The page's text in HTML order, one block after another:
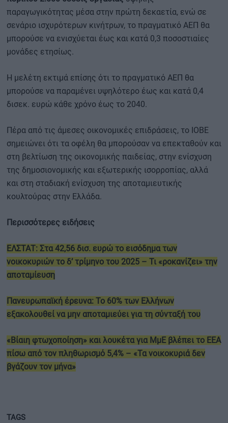
παραγωγικότητας μέσα στην πρώτη δεκαετία, ενώ σε
σενάριο ισχυρότερων κινήτρων, το πραγματικό ΑΕΠ θα
μπορούσε να ενισχύεται έως και κατά 0,3 ποσοστιαίες
μονάδες ετησίως.
Η μελέτη εκτιμά επίσης ότι το πραγματικό ΑΕΠ θα
μπορούσε να παραμένει υψηλότερο έως και κατά 0,4
δισεκ. ευρώ κάθε χρόνο έως το 2040.
Πέρα από τις άμεσες οικονομικές επιδράσεις, το ΙΟΒΕ
σημειώνει ότι τα οφέλη θα μπορούσαν να επεκταθούν και
στη βελτίωση της οικονομικής παιδείας, στην ενίσχυση
της δημοσιονομικής και εξωτερικής ισορροπίας, αλλά
και στη σταδιακή ενίσχυση της αποταμιευτικής
κουλτούρας στην Ελλάδα.
Περισσότερες ειδήσεις
ΕΛΣΤΑΤ: Στα 42,56 δισ. ευρώ το εισόδημα των
νοικοκυριών το δ’ τρίμηνο του 2025 – Τι «ροκανίζει» την
αποταμίευση
Πανευρωπαϊκή έρευνα: Το 60% των Ελλήνων
εξακολουθεί να μην αποταμιεύει για τη σύνταξή του
«Βίαιη φτωχοποίηση» και λουκέτα για ΜμΕ βλέπει το ΕΕΑ
πίσω από τον πληθωρισμό 5,4% – «Τα νοικοκυριά δεν
βγάζουν τον μήνα»
TAGS